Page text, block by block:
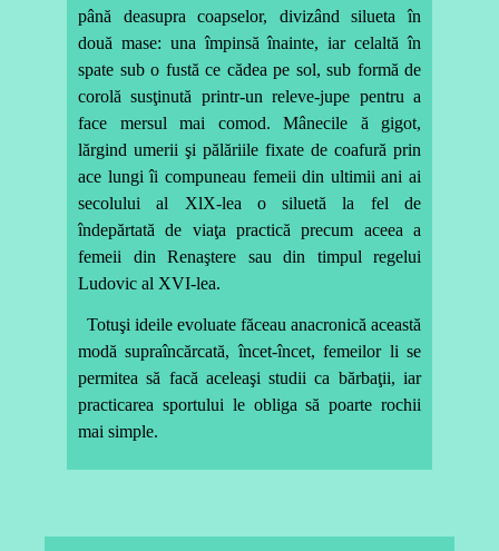
până deasupra coapselor, divizând silueta în
două mase: una împinsă înainte, iar celaltă în
spate sub o fustă ce cădea pe sol, sub formă de
corolă susţinută printr-un releve-jupe pentru a
face mersul mai comod. Mânecile ă gigot,
lărgind umerii şi pălăriile fixate de coafură prin
ace lungi îi compuneau femeii din ultimii ani ai
secolului al XlX-lea o siluetă la fel de
îndepărtată de viaţa practică precum aceea a
femeii din Renaştere sau din timpul regelui
Ludovic al XVI-lea.
Totuşi ideile evoluate făceau anacronică această
modă supraîncărcată, încet-încet, femeilor li se
permitea să facă aceleaşi studii ca bărbaţii, iar
practicarea sportului le obliga să poarte rochii
mai simple.